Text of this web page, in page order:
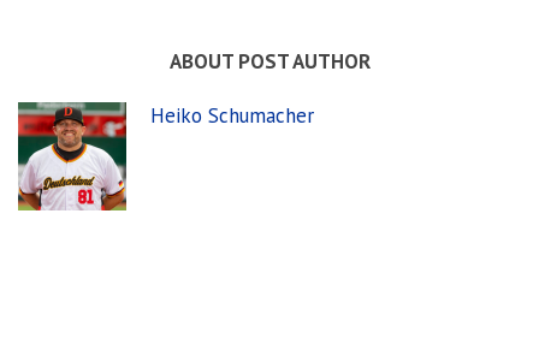
ABOUT POST AUTHOR
Heiko Schumacher